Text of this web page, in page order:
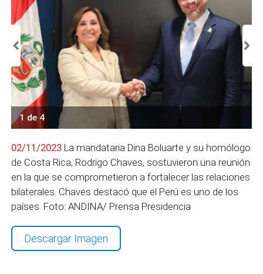
1 de 4
02/11/2023 La mandataria Dina Boluarte y su homólogo
de Costa Rica, Rodrigo Chaves, sostuvieron una reunión
en la que se comprometieron a fortalecer las relaciones
bilaterales. Chaves destacó que el Perú es uno de los
países. Foto: ANDINA/ Prensa Presidencia
Descargar Imagen